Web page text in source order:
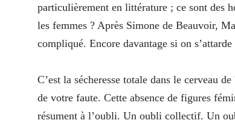
particulièrement en littérature ; ce sont des
les femmes ? Après Simone de Beauvoir,
compliqué. Encore davantage si on
C’est la sécheresse totale dans le cerveau
de votre faute. Cette absence de figures
résument à l’oubli. Un oubli collectif. Un